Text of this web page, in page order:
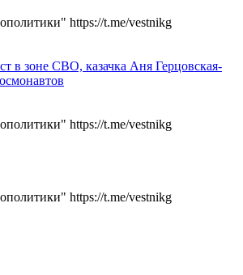
https://t.me/vestnikg
в зоне СВО, казачка Аня Герцовская-
https://t.me/vestnikg
https://t.me/vestnikg